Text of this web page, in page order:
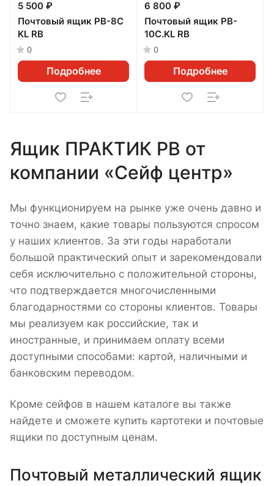
5 500 ₽
Почтовый ящик PB-8C
KL RВ
0
Подробнее
6 800 ₽
Почтовый ящик PB-
10C.KL RВ
0
Подробнее
Ящик ПРАКТИК PB от
компании «Сейф центр»
Мы функционируем на рынке уже очень давно и
точно знаем, какие товары пользуются спросом
у наших клиентов. За эти годы наработали
большой практический опыт и зарекомендовали
себя исключительно с положительной стороны,
что подтверждается многочисленными
благодарностями со стороны клиентов. Товары
мы реализуем как российские, так и
иностранные, и принимаем оплату всеми
доступными способами: картой, наличными и
банковским переводом.
Кроме сейфов в нашем каталоге вы также
найдете и сможете купить картотеки и почтовые
ящики по доступным ценам.
Почтовый металлический ящик